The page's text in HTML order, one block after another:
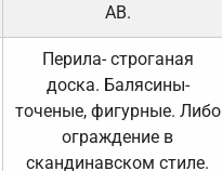
АВ.
Перила- строганая
доска. Балясины-
точеные, фигурные. Либо
ограждение в
скандинавском стиле.